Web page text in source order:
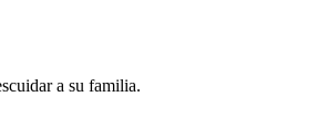
a su familia.